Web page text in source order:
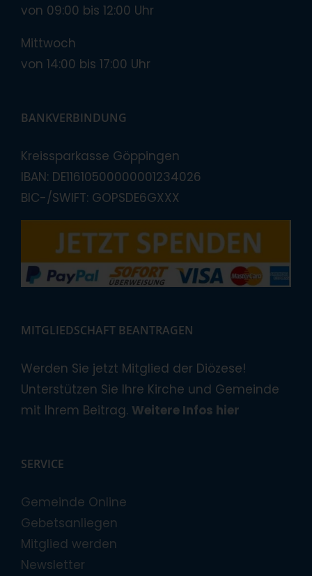
von 09:00 bis 12:00 Uhr
Mittwoch
von 14:00 bis 17:00 Uhr
BANKVERBINDUNG
Kreissparkasse Göppingen
IBAN: DE11610500000001234026
BIC-/SWIFT: GOPSDE6GXXX
MITGLIEDSCHAFT BEANTRAGEN
Werden Sie jetzt Mitglied der Diözese!
Unterstützen Sie Ihre Kirche und Gemeinde
mit Ihrem Beitrag. Weitere Infos hier
SERVICE
Gemeinde Online
Gebetsanliegen
Mitglied werden
Newsletter